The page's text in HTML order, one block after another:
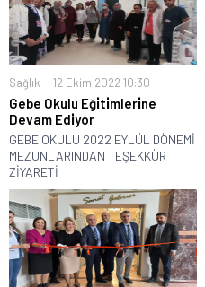
Sağlık 12 Ekim 2022 10:30
Gebe Okulu Eği̇ti̇mleri̇ne
Devam Edi̇yor
GEBE OKULU 2022 EYLÜL DÖNEMİ
MEZUNLARINDAN TEŞEKKÜR
ZİYARETİ